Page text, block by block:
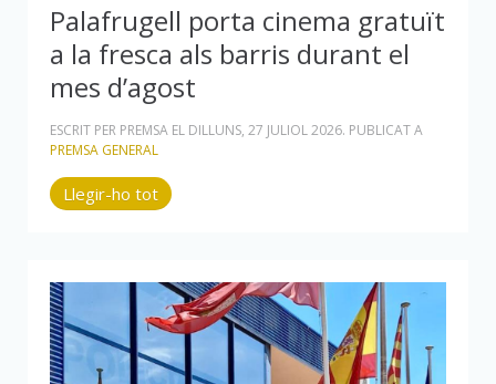
Palafrugell porta cinema gratuït
a la fresca als barris durant el
mes d’agost
ESCRIT PER PREMSA EL DILLUNS, 27 JULIOL 2026. PUBLICAT A
PREMSA GENERAL
Llegir-ho tot